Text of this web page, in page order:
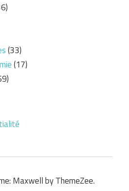
(33)
(17)
Maxwell by ThemeZee.